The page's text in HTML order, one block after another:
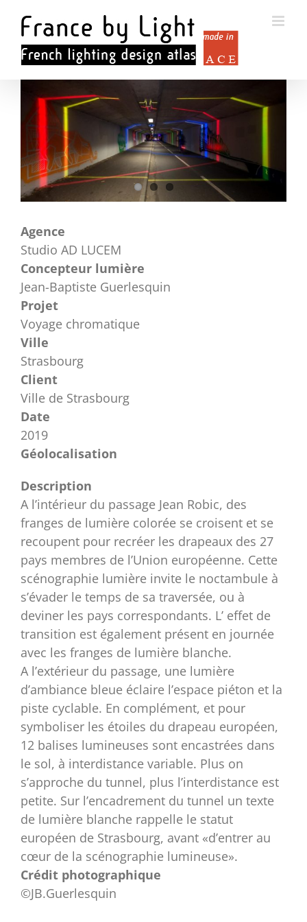
contenu
l'image
agrandie
Agence
Studio AD LUCEM
Concepteur lumière
Jean-Baptiste Guerlesquin
Projet
Voyage chromatique
Ville
Strasbourg
Client
Ville de Strasbourg
Date
2019
Géolocalisation
Description
A l’intérieur du passage Jean Robic, des
franges de lumière colorée se croisent et se
recoupent pour recréer les drapeaux des 27
pays membres de l’Union européenne. Cette
scénographie lumière invite le noctambule à
s’évader le temps de sa traversée, ou à
deviner les pays correspondants. L’ effet de
transition est également présent en journée
avec les franges de lumière blanche.
A l’extérieur du passage, une lumière
d’ambiance bleue éclaire l’espace piéton et la
piste cyclable. En complément, et pour
symboliser les étoiles du drapeau européen,
12 balises lumineuses sont encastrées dans
le sol, à interdistance variable. Plus on
s’approche du tunnel, plus l’interdistance est
petite. Sur l’encadrement du tunnel un texte
de lumière blanche rappelle le statut
européen de Strasbourg, avant «d’entrer au
cœur de la scénographie lumineuse».
Crédit photographique
©JB.Guerlesquin